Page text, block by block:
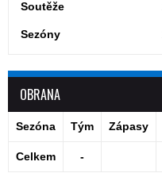
Soutěže
Sezóny
OBRANA
Sezóna Tým Zápasy
Celkem -